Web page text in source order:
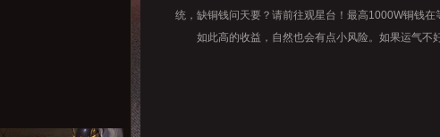
统，缺铜钱问天要？请前往观星台！最高1000W铜钱在
如此高的收益，自然也会有点小风险。如果运气不